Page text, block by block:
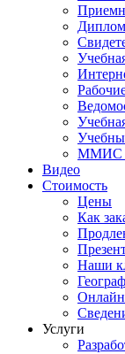
ММИС
Видео
Стоимость
Цены
Как
Наши
Услуги